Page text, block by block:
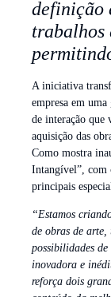
definição
trabalhos
A iniciativa
empresa em
de interação que
aquisição das
Como mostra
Intangível”, com
principais
“Estamos
de obras de
possibilidades
inovadora e
reforça dois